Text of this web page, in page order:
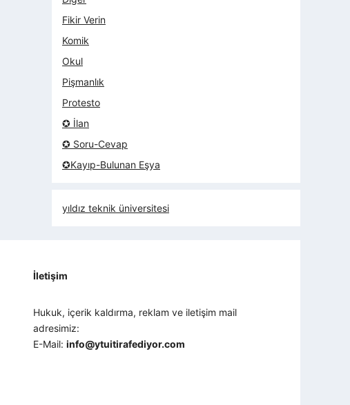
Fikir Verin
Komik
Okul
Pişmanlık
Protesto
✪ İlan
✪ Soru-Cevap
✪Kayıp-Bulunan Eşya
yıldız teknik üniversitesi
İletişim
Hukuk, içerik kaldırma, reklam ve iletişim mail
adresimiz:
E-Mail:info@ytuitirafediyor.com